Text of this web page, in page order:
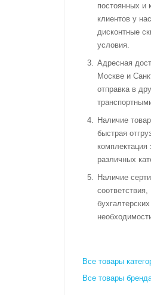
постоянных и
клиентов у
дисконтные
условия.
Адресная
Москве и
отправка в
Наличие
быстрая
комплектация
различных
Наличие
Все товары
Все товары